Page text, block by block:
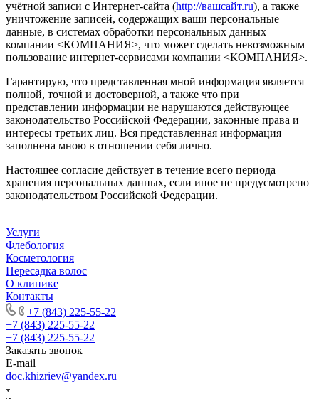
учётной записи с Интернет-сайта (http://вашсайт.ru), а также
уничтожение записей, содержащих ваши персональные
данные, в системах обработки персональных данных
компании <КОМПАНИЯ>, что может сделать невозможным
пользование интернет-сервисами компании <КОМПАНИЯ>.
Гарантирую, что представленная мной информация является
полной, точной и достоверной, а также что при
представлении информации не нарушаются действующее
законодательство Российской Федерации, законные права и
интересы третьих лиц. Вся представленная информация
заполнена мною в отношении себя лично.
Настоящее согласие действует в течение всего периода
хранения персональных данных, если иное не предусмотрено
законодательством Российской Федерации.
Услуги
Флебология
Косметология
Пересадка волос
О клинике
Контакты
+7 (843) 225-55-22
+7 (843) 225-55-22
+7 (843) 225-55-22
Заказать звонок
E-mail
doc.khizriev@yandex.ru